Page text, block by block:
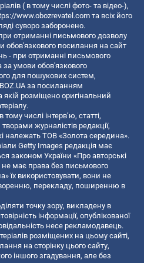
( в тому числі фото- та відео-),
www.obozrevatel.com та всіх його
суворо заборонено.
отриманні письмового дозволу
обов'язкового посилання на сайт
- при отриманні письмового
за умови обов'язкового
для пошукових систем,
за посиланням
якій розміщено оригінальний
числі інтерв’ю, статті,
журналістів редакції,
належать ТОВ «Золота середина».
Getty Images редакція має
законом України «Про авторські
не має права без письмового
їх використовувати, вони не
перекладу, поширенню в
точку зору, викладену в
інформації, опублікованої
несе рекламодавець.
розміщених на цьому сайті,
на сторінку цього сайту,
іншого згадування, але без